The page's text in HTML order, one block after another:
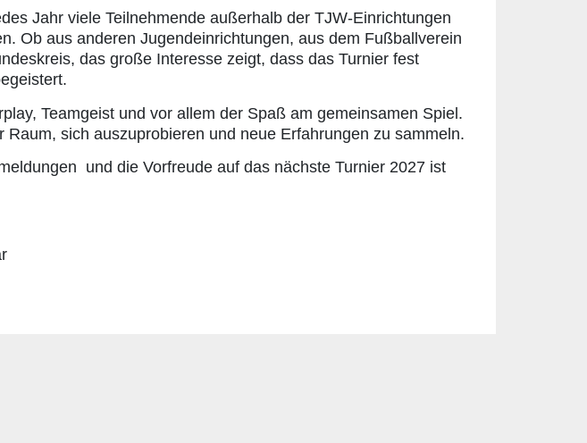
Jahr viele Teilnehmende außerhalb der TJW-Einrichtungen
Ob aus anderen Jugendeinrichtungen, aus dem Fußballverein
das große Interesse zeigt, dass das Turnier fest
Teamgeist und vor allem der Spaß am gemeinsamen Spiel.
Raum, sich auszuprobieren und neue Erfahrungen zu sammeln.
und die Vorfreude auf das nächste Turnier 2027 ist